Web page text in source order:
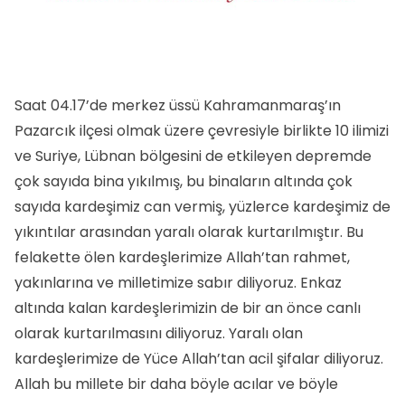
Saat 04.17’de merkez üssü Kahramanmaraş’ın
Pazarcık ilçesi olmak üzere çevresiyle birlikte 10 ilimizi
ve Suriye, Lübnan bölgesini de etkileyen depremde
çok sayıda bina yıkılmış, bu binaların altında çok
sayıda kardeşimiz can vermiş, yüzlerce kardeşimiz de
yıkıntılar arasından yaralı olarak kurtarılmıştır. Bu
felakette ölen kardeşlerimize Allah’tan rahmet,
yakınlarına ve milletimize sabır diliyoruz. Enkaz
altında kalan kardeşlerimizin de bir an önce canlı
olarak kurtarılmasını diliyoruz. Yaralı olan
kardeşlerimize de Yüce Allah’tan acil şifalar diliyoruz.
Allah bu millete bir daha böyle acılar ve böyle